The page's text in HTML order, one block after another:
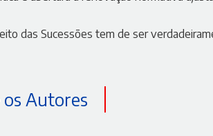
das Sucessões tem de ser
os Autores